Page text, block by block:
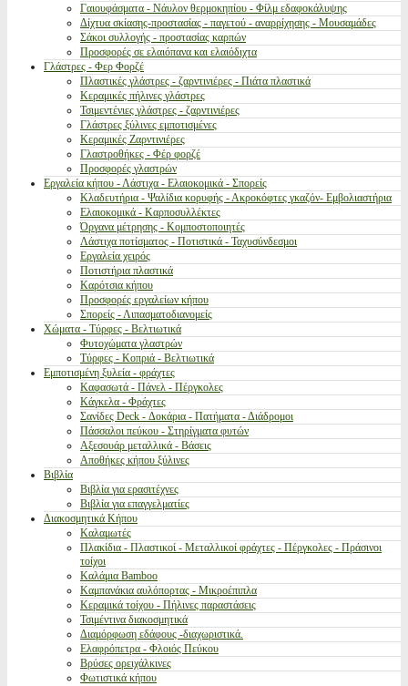
Γαιουφάσματα - Νάυλον θερμοκηπίου - Φίλμ εδαφοκάλυψης
Δίχτυα σκίασης-προστασίας - παγετού - αναρρίχησης - Μουσαμάδες
Σάκοι συλλογής - προστασίας καρπών
Προσφορές σε ελαιόπανα και ελαιόδιχτα
Γλάστρες - Φερ Φορζέ
Πλαστικές γλάστρες - ζαρντινιέρες - Πιάτα πλαστικά
Κεραμικές πήλινες γλάστρες
Τσιμεντένιες γλάστρες - ζαρντινιέρες
Γλάστρες ξύλινες εμποτισμένες
Κεραμικές Ζαρντινιέρες
Γλαστροθήκες - Φέρ φορζέ
Προσφορές γλαστρών
Εργαλεία κήπου - Λάστιχα - Ελαιοκομικά - Σπορείς
Κλαδευτήρια - Ψαλίδια κορυφής - Ακροκόφτες γκαζόν- Εμβολιαστήρια
Ελαιοκομικά - Καρποσυλλέκτες
Όργανα μέτρησης - Κομποστοποιητές
Λάστιχα ποτίσματος - Ποτιστικά - Ταχυσύνδεσμοι
Εργαλεία χειρός
Ποτιστήρια πλαστικά
Καρότσια κήπου
Προσφορές εργαλείων κήπου
Σπορείς - Λιπασματοδιανομείς
Χώματα - Τύρφες - Βελτιωτικά
Φυτοχώματα γλαστρών
Τύρφες - Κοπριά - Βελτιωτικά
Εμποτισμένη ξυλεία - φράχτες
Καφασωτά - Πάνελ - Πέργκολες
Κάγκελα - Φράχτες
Σανίδες Deck - Δοκάρια - Πατήματα - Διάδρομοι
Πάσσαλοι πεύκου - Στηρίγματα φυτών
Αξεσουάρ μεταλλικά - Βάσεις
Αποθήκες κήπου ξύλινες
Βιβλία
Βιβλία για ερασιτέχνες
Βιβλία για επαγγελματίες
Διακοσμητικά Κήπου
Καλαμωτές
Πλακίδια - Πλαστικοί - Μεταλλικοί φράχτες - Πέργκολες - Πράσινοι
τοίχοι
Καλάμια Bamboo
Καμπανάκια αυλόπορτας - Μικροέπιπλα
Κεραμικά τοίχου - Πήλινες παραστάσεις
Τσιμέντινα διακοσμητικά
Διαμόρφωση εδάφους -διαχωριστικά.
Ελαφρόπετρα - Φλοιός Πεύκου
Βρύσες ορειχάλκινες
Φωτιστικά κήπου